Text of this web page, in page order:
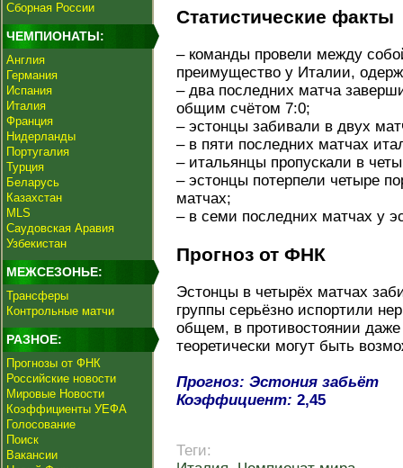
Сборная России
ЧЕМПИОНАТЫ:
Англия
Германия
Испания
Италия
Франция
Нидерланды
Португалия
Турция
Беларусь
Казахстан
MLS
Саудовская Аравия
Узбекистан
МЕЖСЕЗОНЬЕ:
Трансферы
Контрольные матчи
РАЗНОЕ:
Прогнозы от ФНК
Российские новости
Мировые Новости
Коэффициенты УЕФА
Голосование
Поиск
Вакансии
Статистические факты
– команды провели между
преимущество у Италии,
– два последних матча
общим счётом 7:0;
– эстонцы забивали в двух
– в пяти последних матчах
– итальянцы пропускали в
– эстонцы потерпели четыре
матчах;
– в семи последних матчах у
Прогноз от ФНК
Эстонцы в четырёх матчах
группы серьёзно испортили
общем, в противостоянии
теоретически могут быть
Прогноз: Эстония забьёт
Коэффициент: 2,45
Теги: